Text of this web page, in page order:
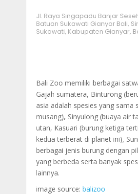
Jl. Raya Singapadu Banjar
Batuan Sukawati Gianyar Bali,
Sukawati, Kabupaten Gianyar,
Bali Zoo memiliki berbagai
Gajah sumatera, Binturong
asia adalah spesies yang sama
musang), Sinyulong (buaya air
utan, Kasuari (burung ketiga
kedua terberat di planet ini),
berbagai jenis burung dengan
yang berbeda serta banyak
lainnya.
image source: balizoo